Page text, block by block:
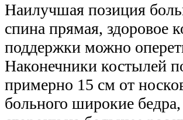
Наилучшая позиция
спина прямая, здоровое
поддержки можно
Наконечники костылей
примерно 15 см от
больного широкие